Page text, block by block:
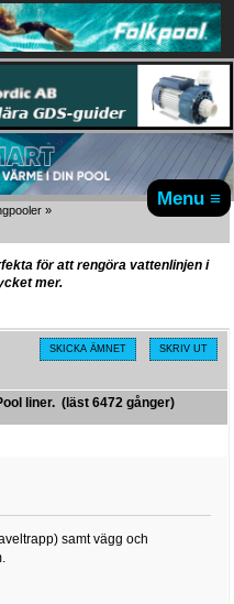
Menu ≡
»
för att rengöra vattenlinjen i
mer.
SKICKA ÄMNET SKRIV UT
liner. (läst 6472 gånger)
samt vägg och